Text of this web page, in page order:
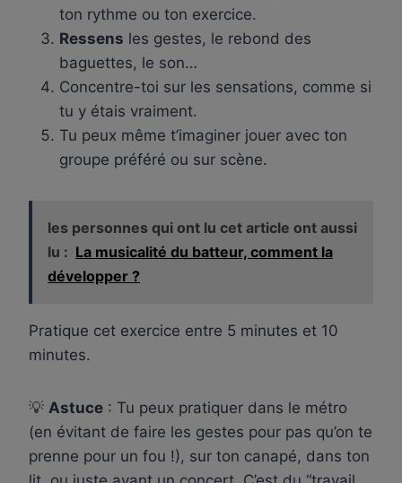
ton rythme ou ton exercice.
Ressens les gestes, le rebond des
baguettes, le son…
Concentre-toi sur les sensations, comme si
tu y étais vraiment.
Tu peux même t’imaginer jouer avec ton
groupe préféré ou sur scène.
les personnes qui ont lu cet article ont aussi
lu : La musicalité du batteur, comment la
développer ?
Pratique cet exercice entre 5 minutes et 10
minutes.
💡 Astuce : Tu peux pratiquer dans le métro
(en évitant de faire les gestes pour pas qu’on te
prenne pour un fou !), sur ton canapé, dans ton